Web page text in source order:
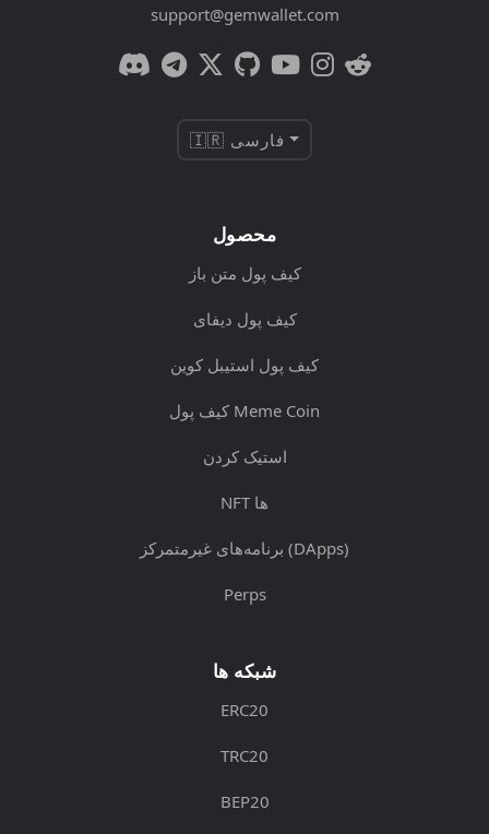
support@gemwallet.com
🇮🇷 فارسی
محصول
کیف پول متن باز
کیف پول دیفای
کیف پول استیبل کوین
کیف پول Meme Coin
استیک کردن
NFT ها
برنامه‌های غیرمتمرکز (DApps)
Perps
شبکه ها
ERC20
TRC20
BEP20